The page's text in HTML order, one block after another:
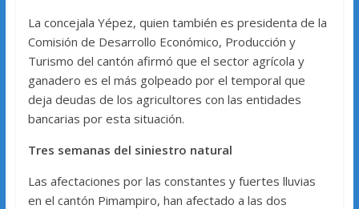
La concejala Yépez, quien también es presidenta de la
Comisión de Desarrollo Económico, Producción y
Turismo del cantón afirmó que el sector agrícola y
ganadero es el más golpeado por el temporal que
deja deudas de los agricultores con las entidades
bancarias por esta situación.
Tres semanas del siniestro natural
Las afectaciones por las constantes y fuertes lluvias
en el cantón Pimampiro, han afectado a las dos